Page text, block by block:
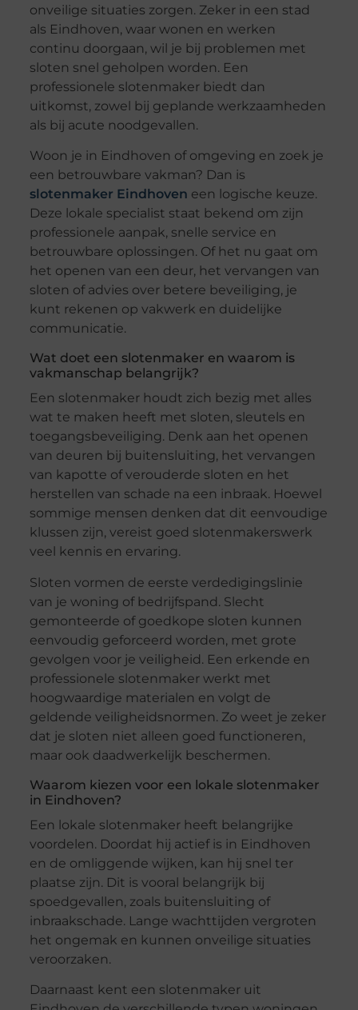
onveilige situaties zorgen. Zeker in een stad
als Eindhoven, waar wonen en werken
continu doorgaan, wil je bij problemen met
sloten snel geholpen worden. Een
professionele slotenmaker biedt dan
uitkomst, zowel bij geplande werkzaamheden
als bij acute noodgevallen.
Woon je in Eindhoven of omgeving en zoek je
een betrouwbare vakman? Dan is
slotenmaker Eindhoven een logische keuze.
Deze lokale specialist staat bekend om zijn
professionele aanpak, snelle service en
betrouwbare oplossingen. Of het nu gaat om
het openen van een deur, het vervangen van
sloten of advies over betere beveiliging, je
kunt rekenen op vakwerk en duidelijke
communicatie.
Wat doet een slotenmaker en waarom is
vakmanschap belangrijk?
Een slotenmaker houdt zich bezig met alles
wat te maken heeft met sloten, sleutels en
toegangsbeveiliging. Denk aan het openen
van deuren bij buitensluiting, het vervangen
van kapotte of verouderde sloten en het
herstellen van schade na een inbraak. Hoewel
sommige mensen denken dat dit eenvoudige
klussen zijn, vereist goed slotenmakerswerk
veel kennis en ervaring.
Sloten vormen de eerste verdedigingslinie
van je woning of bedrijfspand. Slecht
gemonteerde of goedkope sloten kunnen
eenvoudig geforceerd worden, met grote
gevolgen voor je veiligheid. Een erkende en
professionele slotenmaker werkt met
hoogwaardige materialen en volgt de
geldende veiligheidsnormen. Zo weet je zeker
dat je sloten niet alleen goed functioneren,
maar ook daadwerkelijk beschermen.
Waarom kiezen voor een lokale slotenmaker
in Eindhoven?
Een lokale slotenmaker heeft belangrijke
voordelen. Doordat hij actief is in Eindhoven
en de omliggende wijken, kan hij snel ter
plaatse zijn. Dit is vooral belangrijk bij
spoedgevallen, zoals buitensluiting of
inbraakschade. Lange wachttijden vergroten
het ongemak en kunnen onveilige situaties
veroorzaken.
Daarnaast kent een slotenmaker uit